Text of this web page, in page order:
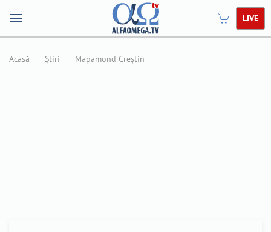
LIVE
Acasă Știri Mapamond Creștin